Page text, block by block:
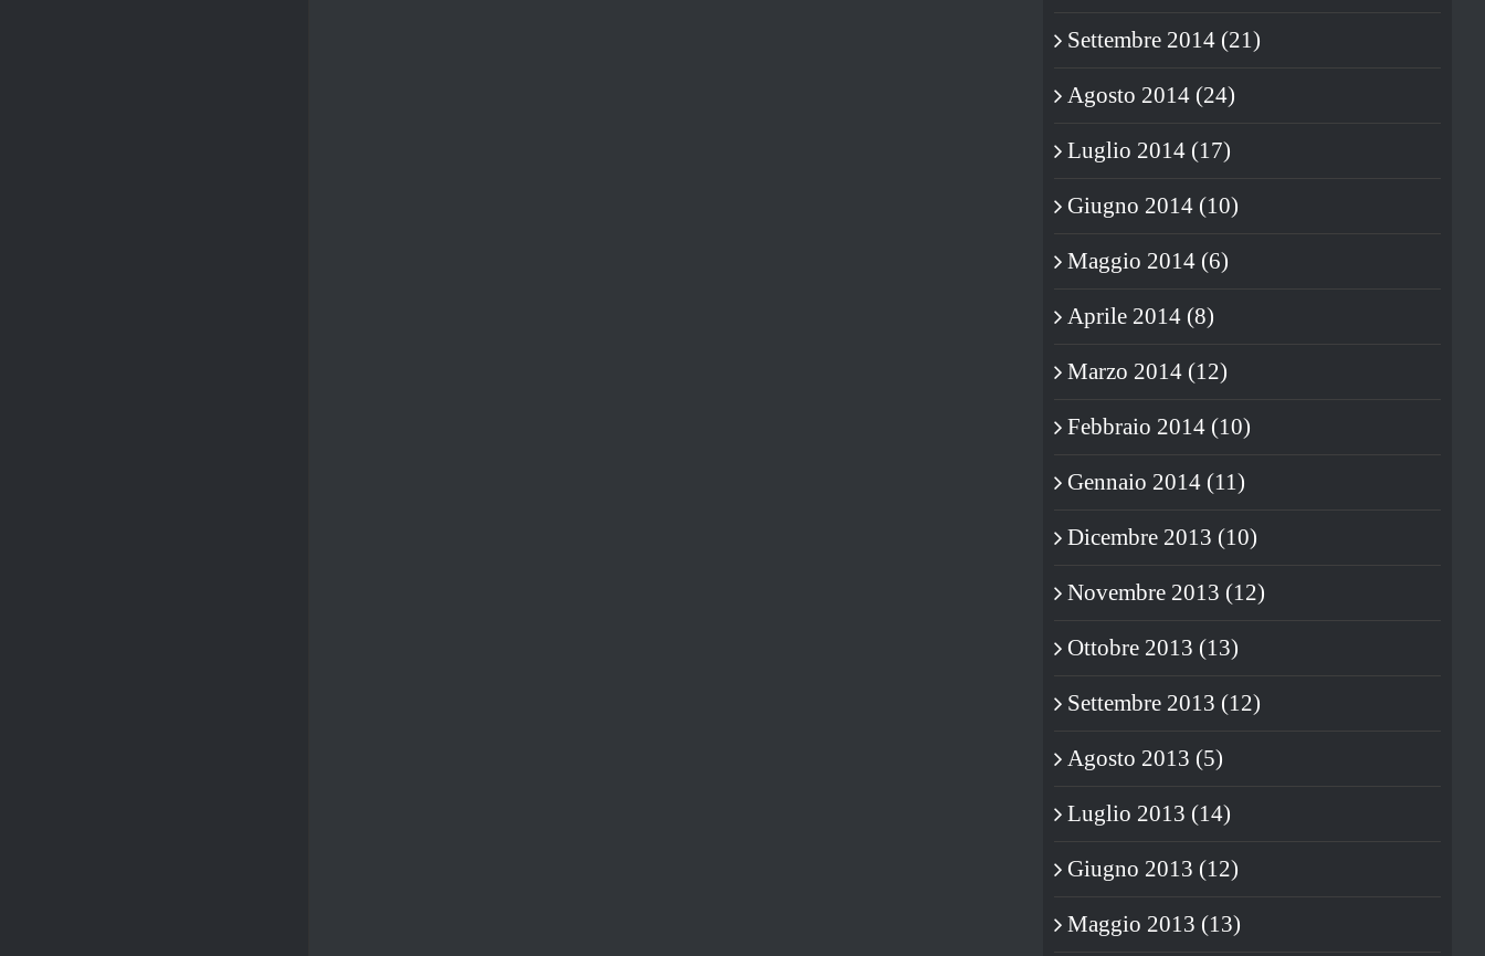
Settembre 2014 (21)
Agosto 2014 (24)
Luglio 2014 (17)
Giugno 2014 (10)
Maggio 2014 (6)
Aprile 2014 (8)
Marzo 2014 (12)
Febbraio 2014 (10)
Gennaio 2014 (11)
Dicembre 2013 (10)
Novembre 2013 (12)
Ottobre 2013 (13)
Settembre 2013 (12)
Agosto 2013 (5)
Luglio 2013 (14)
Giugno 2013 (12)
Maggio 2013 (13)